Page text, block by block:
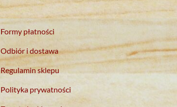
Formy płatności
Odbiór i dostawa
Regulamin sklepu
Polityka prywatności